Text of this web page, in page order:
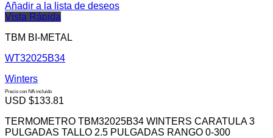
Añadir a la lista de deseos
Vista Rápida
TBM BI-METAL
WT32025B34
Winters
Precio con IVA incluido
USD $133.81
TERMOMETRO TBM32025B34 WINTERS CARATULA 3
PULGADAS TALLO 2.5 PULGADAS RANGO 0-300